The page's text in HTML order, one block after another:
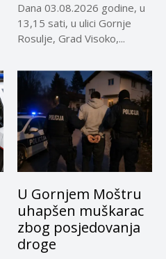
Dana 03.08.2026 godine, u
13,15 sati, u ulici Gornje
Rosulje, Grad Visoko,...
U Gornjem Moštru
uhapšen muškarac
zbog posjedovanja
droge